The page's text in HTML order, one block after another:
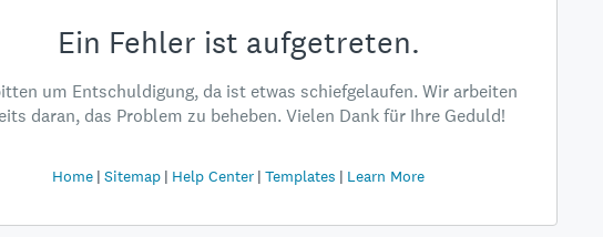
Ein Fehler ist aufgetreten.
um Entschuldigung, da ist etwas schiefgelaufen. Wir arbeiten
daran, das Problem zu beheben. Vielen Dank für Ihre Geduld!
Home Sitemap Help Center Templates Learn More